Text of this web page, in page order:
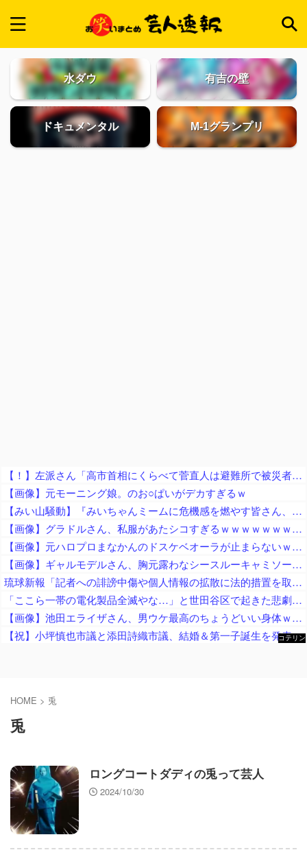
水ダウ 有吉の壁
ドキュメンタル M-1グランプリ
【！】左派さん「高市首相にくらべて菅直人は避難所で被災者に怒鳴られテレビで流され健全！「仕込み」視察じゃない！」
【画像】元モーニング娘。のお○ぱいがデカすぎるｗ
【みい山騒動】『みいちゃんミームに危機感を燃やす皆さん、何故チー牛ミームに微温的だったの？フェミの男性揶揄を、なぜ諫めてくれなかった？』
【画像】グラドルさん、私服があたシコすぎるｗｗｗｗｗｗｗｗｗｗｗｗｗｗｗｗｗｗｗｗｗｗｗｗｗｗｗｗｗｗｗｗｗｗｗｗｗｗ
【画像】元ハロプロまなかんのドスケベオーラが止まらないｗｗｗｗ
【画像】ギャルモデルさん、胸元露わなシースルーキャミソール買い物に行ってしまうｗｗｗｗｗｗｗｗｗ
琉球新報「記者への誹謗中傷や個人情報の拡散に法的措置を取る！」 → ﾈｯﾄ「心ない言葉を投げつける記者を擁護し批判するなら訴訟恫喝で黙らせる…」
「ここら一帯の電化製品全滅やな…」と世田谷区で起きた悲劇に目撃者騒然、下手したら自己破産ルートなのでは……
【画像】池田エライザさん、男ウケ最高のちょうどいい身体ｗｗｗｗ
【祝】小坪慎也市議と添田詩織市議、結婚＆第一子誕生を発表 → ｗｗｗｗｗｗｗｗｗｗｗｗ
コテリン
HOME > 兎
兎
ロングコートダディの兎って芸人
2024/10/30